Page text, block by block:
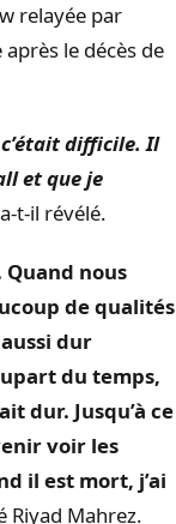
relayée par
le décès de
difficile. Il
et que je
t-il révélé.
Quand nous
de qualités
dur
du temps,
dur. Jusqu’à ce
voir les
il est mort, j’ai
Riyad Mahrez.